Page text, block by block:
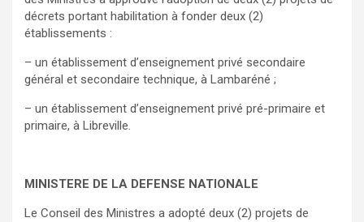
décrets portant habilitation à fonder deux (2)
établissements :
– un établissement d’enseignement privé secondaire
général et secondaire technique, à Lambaréné ;
– un établissement d’enseignement privé pré-primaire et
primaire, à Libreville.
MINISTERE DE LA DEFENSE NATIONALE
Le Conseil des Ministres a adopté deux (2) projets de